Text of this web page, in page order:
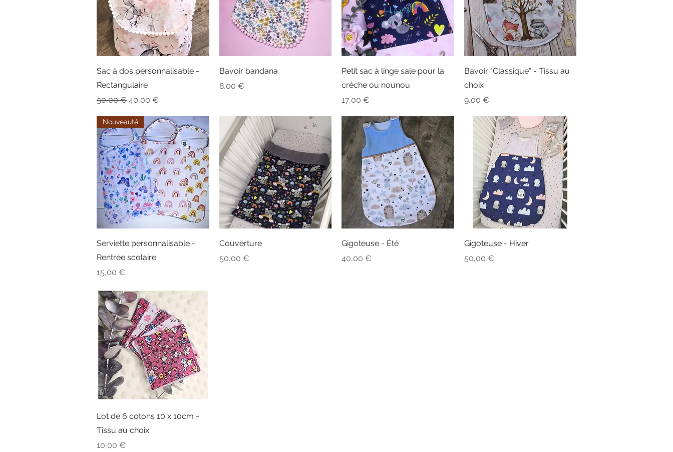
Aperçu rapide
Sac à dos personnalisable -
Rectangulaire
Prix original
50,00 € Prix promotionnel
40,00 €
Aperçu rapide
Bavoir bandana
Prix
8,00 €
Aperçu rapide
Petit sac à linge sale pour la
crèche ou nounou
Prix
17,00 €
Aperçu rapide
Bavoir "Classique" - Tissu au
choix
Prix
9,00 €
Aperçu rapide
Nouveauté
Serviette personnalisable -
Rentrée scolaire
Prix
15,00 €
Aperçu rapide
Couverture
Prix
50,00 €
Aperçu rapide
Gigoteuse - Été
Prix
40,00 €
Aperçu rapide
Gigoteuse - Hiver
Prix
50,00 €
Aperçu rapide
Lot de 6 cotons 10 x 10cm -
Tissu au choix
Prix
10,00 €